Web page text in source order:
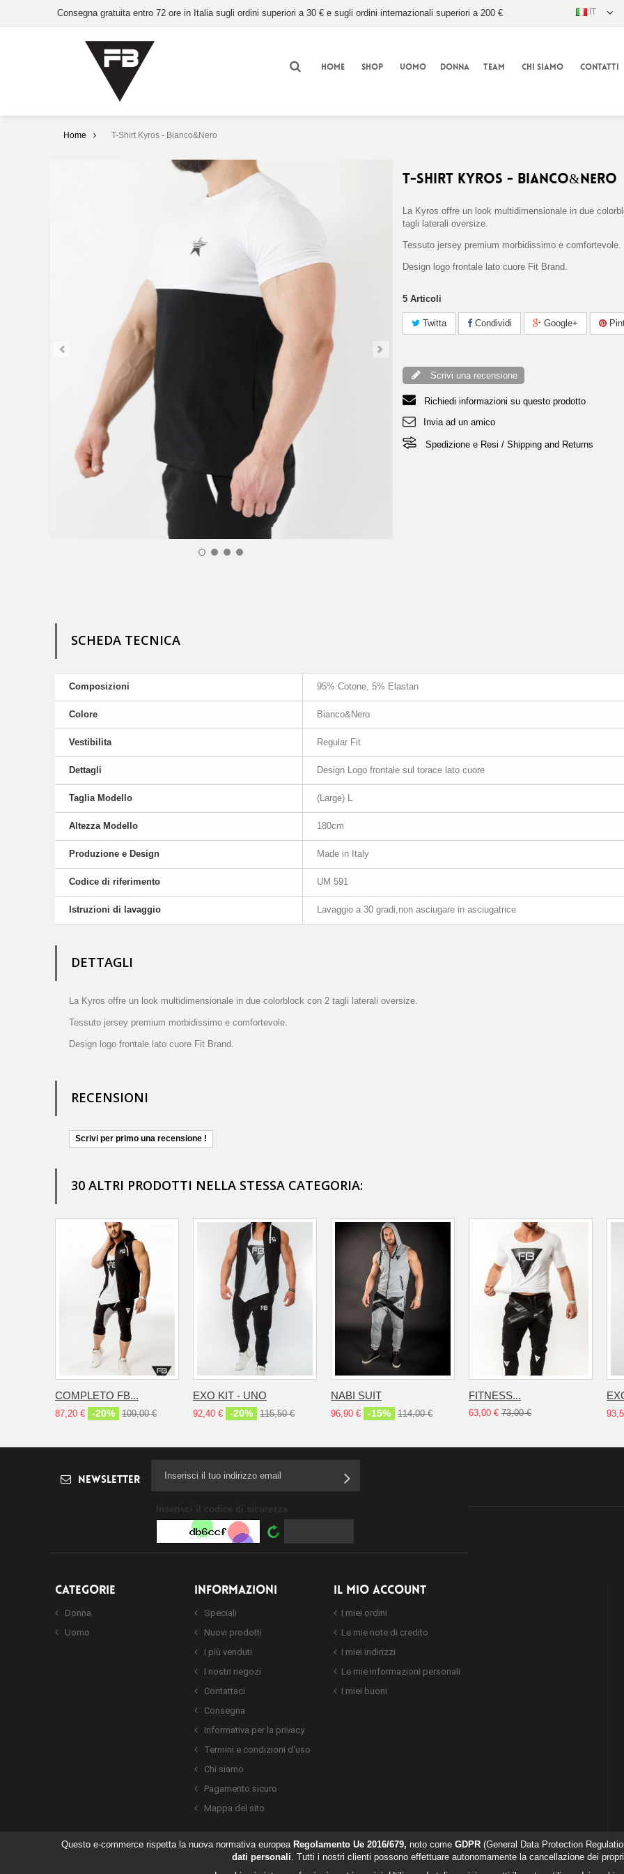
Consegna gratuita entro 72 ore in Italia sugli ordini superiori a 30 € e sugli ordini internazionali superiori a 200 € IT
HOME SHOP UOMO DONNA TEAM CHI SIAMO CONTATTI
Home T-Shirt Kyros - Bianco&Nero
T-Shirt Kyros - Bianco&Nero Home 32,00 €
T-Shirt Kyros - Bianco&Nero
La Kyros offre un look multidimensionale in due
tagli laterali oversize.
Tessuto jersey premium morbidissimo e comfortevole.
Design logo frontale lato cuore Fit Brand.
5 Articoli
Twitta Condividi Google+
Scrivi una recensione
Richiedi informazioni su questo prodotto
Invia ad un amico
Spedizione e Resi / Shipping and Returns
SCHEDA TECNICA
Composizioni 95% Cotone, 5% Elastan
Colore Bianco&Nero
Vestibilita Regular Fit
Dettagli Design Logo frontale sul torace lato cuore
Taglia Modello (Large) L
Altezza Modello 180cm
Produzione e Design Made in Italy
Codice di riferimento UM 591
Istruzioni di lavaggio Lavaggio a 30 gradi,non asciugare in asciugatrice
DETTAGLI
La Kyros offre un look multidimensionale in due colorblock con 2 tagli laterali oversize.
Tessuto jersey premium morbidissimo e comfortevole.
Design logo frontale lato cuore Fit Brand.
RECENSIONI
Scrivi per primo una recensione !
30 ALTRI PRODOTTI NELLA STESSA CATEGORIA:
COMPLETO FB...
87,20 € -20% 109,00 €
EXO KIT - UNO
92,40 € -20% 115,50 €
NABI SUIT
96,90 € -15% 114,00 €
FITNESS...
63,00 € 73,00 €
Newsletter
CATEGORIE
Donna
Uomo
INFORMAZIONI
Speciali
Nuovi prodotti
I più venduti
I nostri negozi
Contattaci
Consegna
Informativa per la privacy
Termini e condizioni d'uso
Chi siamo
Pagamento sicuro
Mappa del sito
IL MIO ACCOUNT
I miei ordini
Le mie note di credito
I miei indirizzi
Le mie informazioni personali
I miei buoni
Questo e-commerce rispetta la nuova normativa europea Regolamento Ue 2016/679, noto come GDPR(General Data Protection
dati personali. Tutti i nostri clienti possono effettuare autonomamente la cancellazione dei